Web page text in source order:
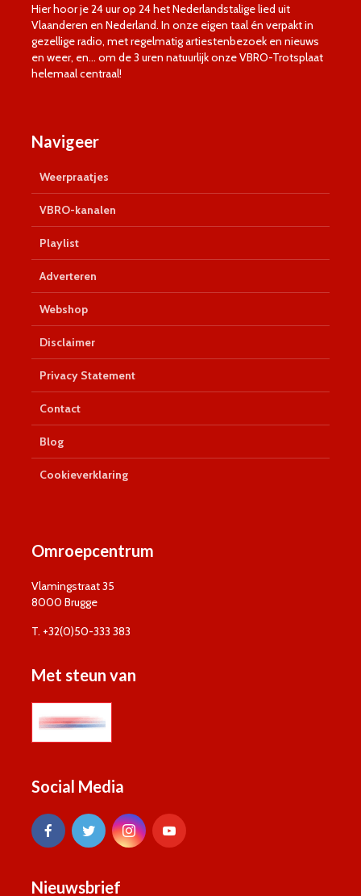
Hier hoor je 24 uur op 24 het Nederlandstalige lied uit
Vlaanderen en Nederland. In onze eigen taal én verpakt in
gezellige radio, met regelmatig artiestenbezoek en nieuws
en weer, en… om de 3 uren natuurlijk onze VBRO-Trotsplaat
helemaal centraal!
Navigeer
Weerpraatjes
VBRO-kanalen
Playlist
Adverteren
Webshop
Disclaimer
Privacy Statement
Contact
Blog
Cookieverklaring
Omroepcentrum
Vlamingstraat 35
8000 Brugge
T. +32(0)50-333 383
Met steun van
Social Media
Nieuwsbrief